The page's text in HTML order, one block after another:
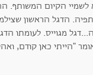
הקיום המשותף.
הדגל הראשון
מגוייס. לעומתו
"הייתי כאן קודם,